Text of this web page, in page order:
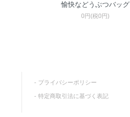
愉快などうぶつバッグ
0円(税0円)
プライバシーポリシー
特定商取引法に基づく表記